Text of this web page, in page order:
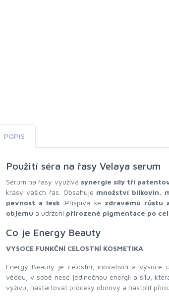
POPIS
Použití séra na řasy Velaya serum
Sérum na řasy využívá synergie síly tří
krásy vašich řas. Obsahuje množství bílkovin,
pevnost a lesk . Přispívá ke zdravému růstu
objemu a udržení přirozené pigmentace po
Co je Energy Beauty
VYSOCE FUNKČNÍ CELOSTNÍ KOSMETIKA
Energy Beauty je celostní, inovativní a vysoce
vědou, v sobě nese jedinečnou energii a sílu,
výživu, nastartovat procesy obnovy a nastolit